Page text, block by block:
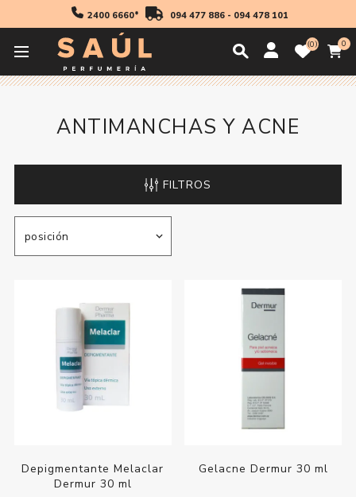
2400 6660* 094 477 886- 094 478 101
0 0
Cosmetica
ANTIMANCHAS Y ACNE
FILTROS
Depigmentante Melaclar
Dermur 30 ml
Gelacne Dermur 30 ml